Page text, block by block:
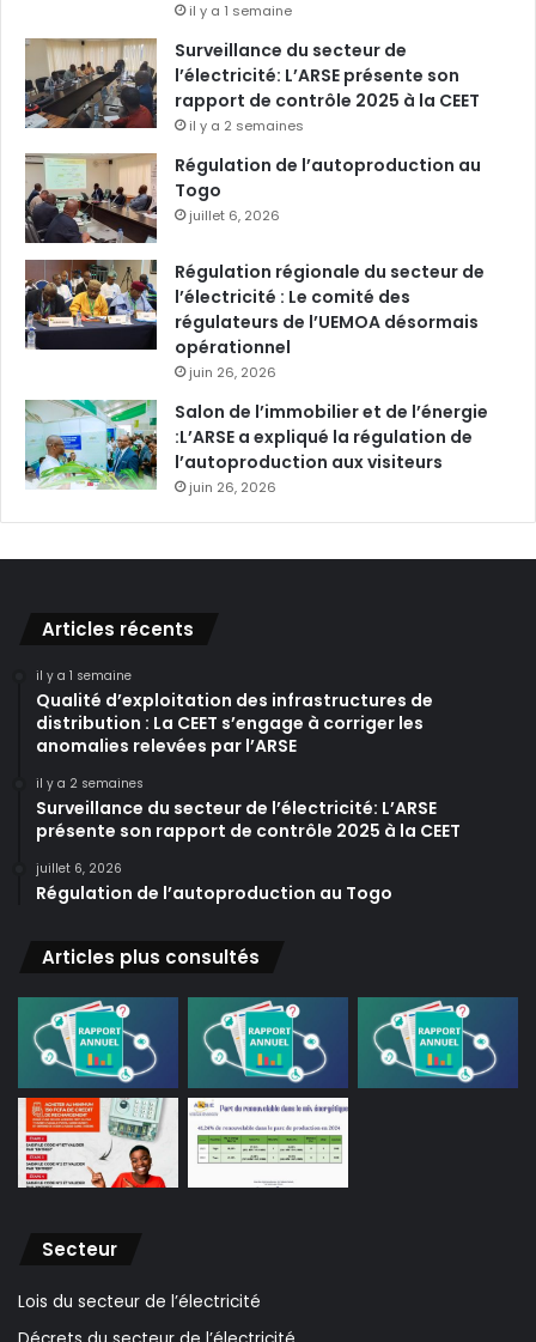
il y a 1 semaine
Surveillance du secteur de
l’électricité: L’ARSE présente son
rapport de contrôle 2025 à la CEET
il y a 2 semaines
Régulation de l’autoproduction au
Togo
juillet 6, 2026
Régulation régionale du secteur de
l’électricité : Le comité des
régulateurs de l’UEMOA désormais
opérationnel
juin 26, 2026
Salon de l’immobilier et de l’énergie
:L’ARSE a expliqué la régulation de
l’autoproduction aux visiteurs
juin 26, 2026
Articles récents
il y a 1 semaine
Qualité d’exploitation des infrastructures de
distribution : La CEET s’engage à corriger les
anomalies relevées par l’ARSE
il y a 2 semaines
Surveillance du secteur de l’électricité: L’ARSE
présente son rapport de contrôle 2025 à la CEET
juillet 6, 2026
Régulation de l’autoproduction au Togo
Articles plus consultés
Secteur
Lois du secteur de l’électricité